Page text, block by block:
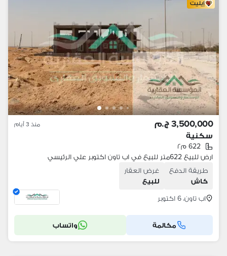
إيليت
3,500,000 ج.م منذ 3 أيام
سكنية
622 م٢
ارض للبيع 622متر للبيع في اب تاون اكتوبر علي الرئيسي
طريقة الدفع
كاش
غرض العقار
للبيع
اب تاون، 6 اكتوبر
مكالمة واتساب